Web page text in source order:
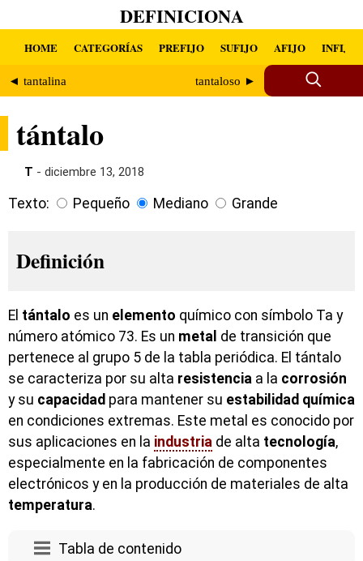
DEFINICIONA
HOME CATEGORÍAS PREFIJO SUFIJO AFIJO INFIJO
◄ tantalina tantaloso ►
tántalo
T - diciembre 13, 2018
Texto: Pequeño Mediano Grande
Definición
El tántalo es un elemento químico con símbolo Ta y
número atómico 73. Es un metal de transición que
pertenece al grupo 5 de la tabla periódica. El tántalo
se caracteriza por su alta resistencia a la corrosión
y su capacidad para mantener su estabilidad química
en condiciones extremas. Este metal es conocido por
sus aplicaciones en la industria de alta tecnología,
especialmente en la fabricación de componentes
electrónicos y en la producción de materiales de alta
temperatura.
Tabla de contenido